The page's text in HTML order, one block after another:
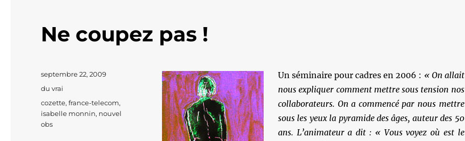
Ne coupez pas !
Un séminaire pour cadres en 2006 : « On allait
nous expliquer comment mettre sous tension nos
collaborateurs. On a commencé par nous mettre
sous les yeux la pyramide des âges, auteur des 50
ans. L’animateur a dit : « Vous voyez où est le
Publié
le
septembre 22, 2009
Catégories
du vrai
Étiquettes
cozette,france-telecom,
isabelle monnin, nouvel
obs